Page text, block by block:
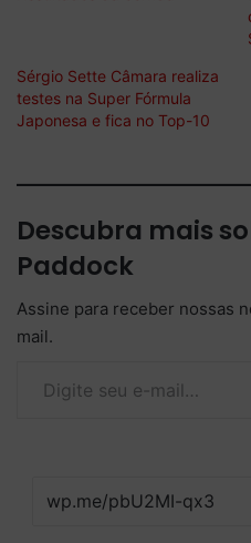
Sérgio Sette Câmara realiza
testes na Super Fórmula
Japonesa e fica no Top-10
Descubra mais
Paddock
Assine para receber nossas
mail.